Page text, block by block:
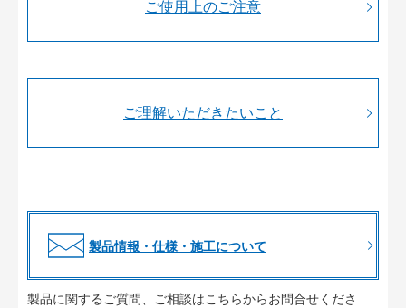
ご使用上のご注意
ご理解いただきたいこと
製品情報・仕様・施工について
製品に関するご質問、ご相談はこちらからお問合せくださ